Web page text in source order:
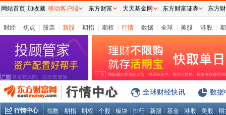
财经 焦点 股票 新股 期指 期权 行情 数据 全球 美股 港股
全球财经快讯 数据
行情中心 指数 期指 期权 个股 板块 排行 新股 基金 港股 美股 期
网站首页 加收藏 移动客户端 东方财富 天天基金网 东方财富证券 东方